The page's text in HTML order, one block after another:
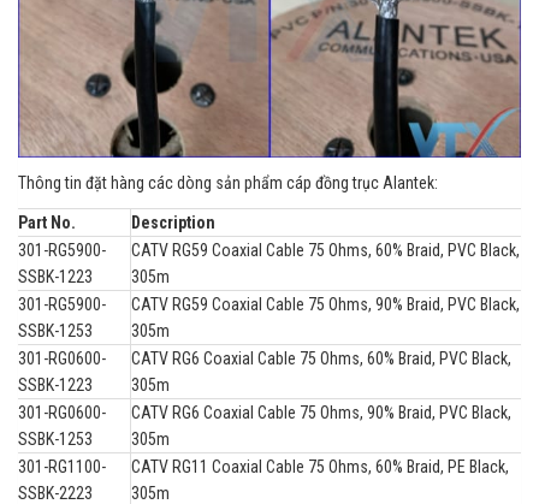
Thông tin đặt hàng các dòng sản phẩm cáp đồng trục Alantek:
Part No.
Description
301-RG5900-
SSBK-1223
CATV RG59 Coaxial Cable 75 Ohms, 60% Braid, PVC Black,
305m
301-RG5900-
SSBK-1253
CATV RG59 Coaxial Cable 75 Ohms, 90% Braid, PVC Black,
305m
301-RG0600-
SSBK-1223
CATV RG6 Coaxial Cable 75 Ohms, 60% Braid, PVC Black,
305m
301-RG0600-
SSBK-1253
CATV RG6 Coaxial Cable 75 Ohms, 90% Braid, PVC Black,
305m
301-RG1100-
SSBK-2223
CATV RG11 Coaxial Cable 75 Ohms, 60% Braid, PE Black,
305m